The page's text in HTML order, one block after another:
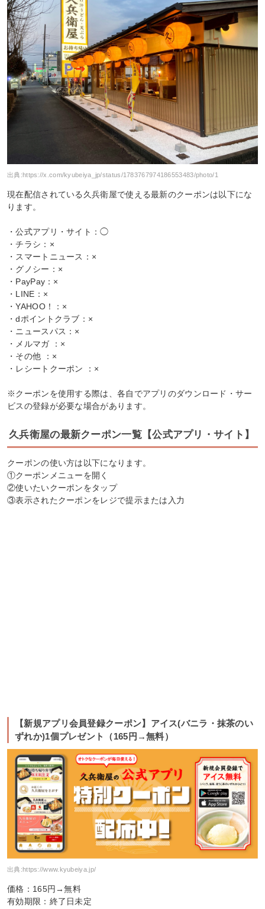
出典:https://x.com/kyubeiya_jp/status/1783767974186553483/photo/1
現在配信されている久兵衛屋で使える最新のクーポンは以下にな
ります。
・公式アプリ・サイト：◯
・チラシ：×
・スマートニュース：×
・グノシー：×
・PayPay：×
・LINE：×
・YAHOO！：×
・dポイントクラブ：×
・ニュースパス：×
・メルマガ ：×
・その他 ：×
・レシートクーポン ：×
※クーポンを使用する際は、各自でアプリのダウンロード・サー
ビスの登録が必要な場合があります。
久兵衛屋の最新クーポン一覧【公式アプリ・サイト】
クーポンの使い方は以下になります。
①クーポンメニューを開く
②使いたいクーポンをタップ
③表示されたクーポンをレジで提示または入力
【新規アプリ会員登録クーポン】アイス(バニラ・抹茶のい
ずれか)1個プレゼント（165円→無料）
出典: https://www.kyubeiya.jp/
価格：165円→無料
有効期限：終了日未定